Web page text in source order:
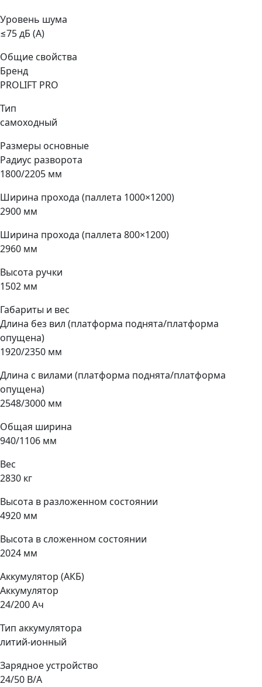
Уровень шума
≤75 дБ (А)
Общие свойства
Бренд
PROLIFT PRO
Тип
самоходный
Размеры основные
Радиус разворота
1800/2205 мм
Ширина прохода (паллета 1000×1200)
2900 мм
Ширина прохода (паллета 800×1200)
2960 мм
Высота ручки
1502 мм
Габариты и вес
Длина без вил (платформа поднята/платформа
опущена)
1920/2350 мм
Длина с вилами (платформа поднята/платформа
опущена)
2548/3000 мм
Общая ширина
940/1106 мм
Вес
2830 кг
Высота в разложенном состоянии
4920 мм
Высота в сложенном состоянии
2024 мм
Аккумулятор (АКБ)
Аккумулятор
24/200 Ач
Тип аккумулятора
литий-ионный
Зарядное устройство
24/50 В/А